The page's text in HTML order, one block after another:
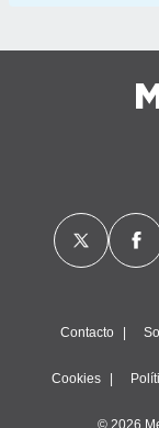
Contacto
Cookies
© 2026